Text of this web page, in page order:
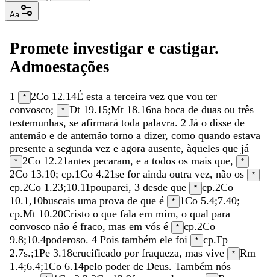
Aa
Promete investigar e castigar.
Admoestações
1 * 2Co 12.14É esta a terceira vez que vou ter
convosco; * Dt 19.15;Mt 18.16na boca de duas ou três
testemunhas, se afirmará toda palavra. 2 Já o disse de
antemão e de antemão torno a dizer, como quando estava
presente a segunda vez e agora ausente, àqueles que já
* 2Co 12.21antes pecaram, e a todos os mais que, *
2Co 13.10; cp.1Co 4.21se for ainda outra vez, não os *
cp.2Co 1.23;10.11pouparei, 3 desde que * cp.2Co
10.1 ,10buscais uma prova de que é * 1Co 5.4;7.40;
cp.Mt 10.20Cristo o que fala em mim, o qual para
convosco não é fraco, mas em vós é * cp.2Co
9.8;10.4poderoso. 4 Pois também ele foi * cp.Fp
2.7s.;1Pe 3.18crucificado por fraqueza, mas vive * Rm
1.4;6.4;1Co 6.14pelo poder de Deus. Também nós